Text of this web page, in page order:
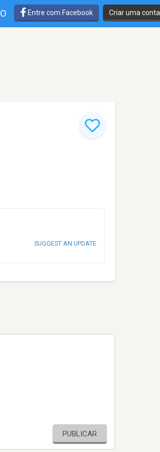
Entre com Facebook Criar uma conta
SUGGEST AN UPDATE
PUBLICAR